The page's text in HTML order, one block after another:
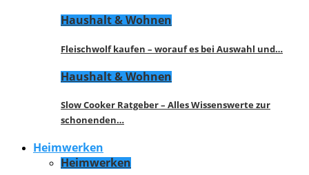
Haushalt & Wohnen
Fleischwolf kaufen – worauf es bei Auswahl und…
Haushalt & Wohnen
Slow Cooker Ratgeber – Alles Wissenswerte zur
schonenden…
Heimwerken
Heimwerken